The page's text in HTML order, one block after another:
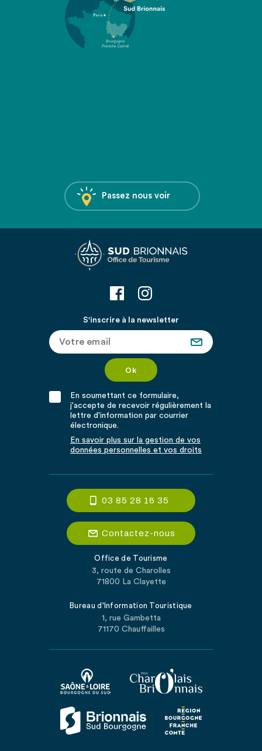
Passez nous voir
S'inscrire à la newsletter
En soumettant ce formulaire,
j'accepte de recevoir régulièrement la
lettre d'information par courrier
électronique.
En savoir plus sur la gestion de vos
données personnelles et vos droits
03 85 28 16 35
Contactez-nous
Office de Tourisme
3, route de Charolles
71800 La Clayette
Bureau d'Information Touristique
1, rue Gambetta
71170 Chauffailles